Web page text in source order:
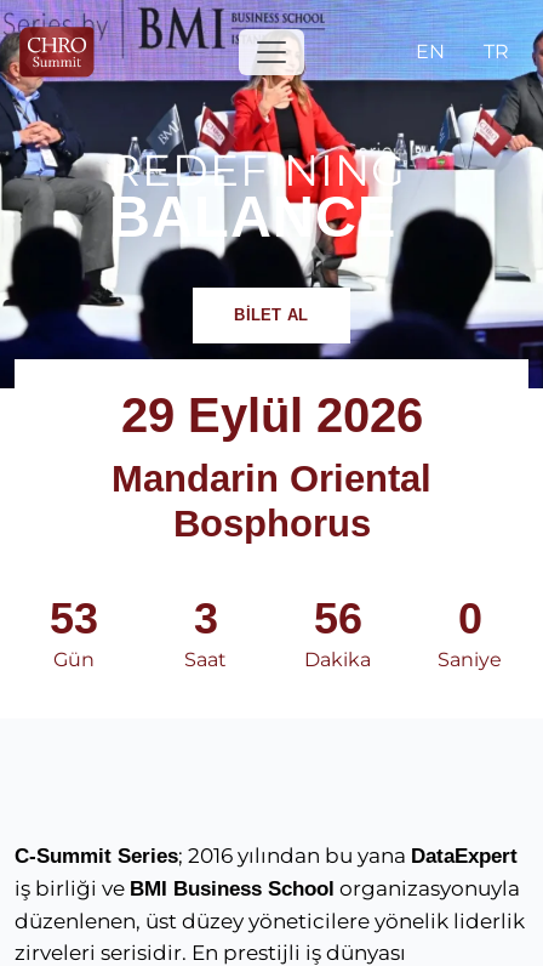
EN TR
REDEFINING
BALANCE
BİLET AL
29 Eylül 2026
Mandarin Oriental
Bosphorus
53
Gün
3
Saat
56
Dakika
0
Saniye
C-Summit Series; 2016 yılından bu yana DataExpert
iş birliği ve BMI Business School organizasyonuyla
düzenlenen, üst düzey yöneticilere yönelik liderlik
zirveleri serisidir. En prestijli iş dünyası